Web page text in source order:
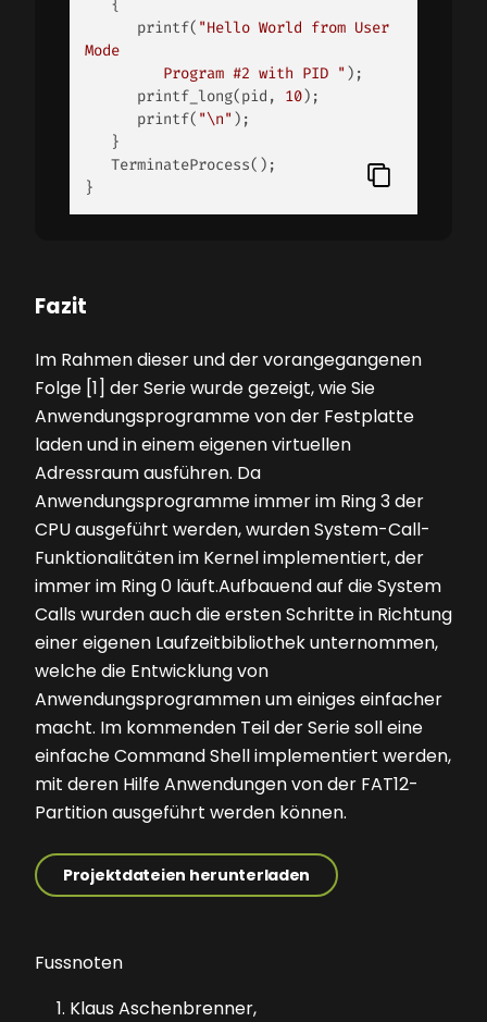
      printf(
"Hello World from User
Mode
         Program #2 with PID "
);
      printf_long(pid,
10);
      printf(
"\n" );
}
Fazit
Im Rahmen dieser und der vorangegangenen
Folge [1] der Serie wurde gezeigt, wie Sie
Anwendungsprogramme von der Festplatte
laden und in einem eigenen virtuellen
Adressraum ausführen. Da
Anwendungsprogramme immer im Ring 3 der
CPU ausgeführt werden, wurden System-Call-
Funktionalitäten im Kernel implementiert, der
immer im Ring 0 läuft.Aufbauend auf die System
Calls wurden auch die ersten Schritte in Richtung
einer eigenen Laufzeitbibliothek unternommen,
welche die Entwicklung von
Anwendungsprogrammen um einiges einfacher
macht. Im kommenden Teil der Serie soll eine
einfache Command Shell implementiert werden,
mit deren Hilfe Anwendungen von der FAT12-
Partition ausgeführt werden können.
Projektdateien herunterladen
Fussnoten
Klaus Aschenbrenner,